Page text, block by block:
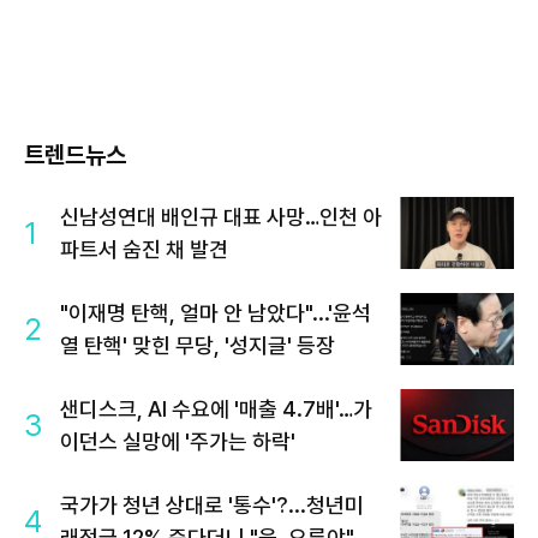
트렌드뉴스
1
신남성연대 배인규 대표 사망…인천 아
파트서 숨진 채 발견
2
"이재명 탄핵, 얼마 안 남았다"...'윤석
열 탄핵' 맞힌 무당, '성지글' 등장
3
샌디스크, AI 수요에 '매출 4.7배'…가
이던스 실망에 '주가는 하락'
4
국가가 청년 상대로 '통수'?...청년미